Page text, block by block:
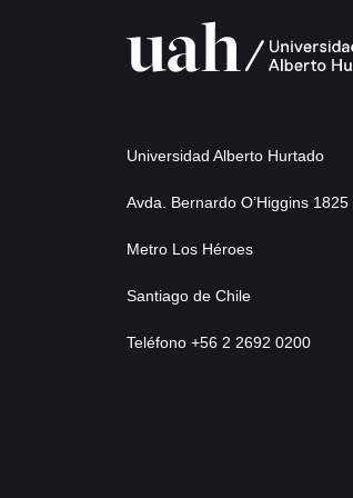
Universidad Alberto Hurtado
Avda. Bernardo O’Higgins 1825
Metro Los Héroes
Santiago de Chile
Teléfono +56 2 2692 0200